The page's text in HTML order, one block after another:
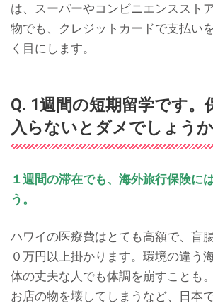
は、スーパーやコンビニエンススト
物でも、クレジットカードで支払い
く目にします。
Q. 1週間の短期留学です。
入らないとダメでしょう
１週間の滞在でも、海外旅行保険に
う。
ハワイの医療費はとても高額で、盲
０万円以上掛かります。環境の違う
体の丈夫な人でも体調を崩すことも
お店の物を壊してしまうなど、日本